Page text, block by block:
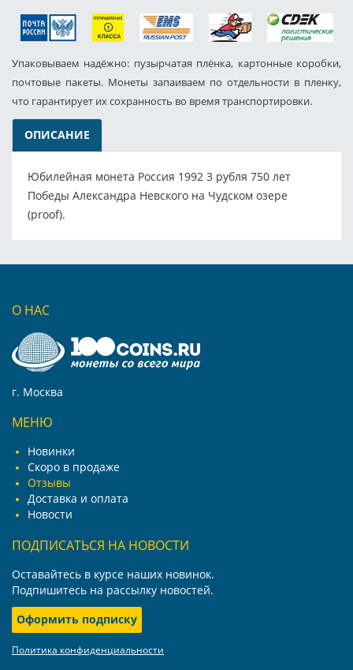
Упаковываем надёжно: пузырчатая плёнка, картонные коробки,
почтовые пакеты. Монеты запаиваем по отдельности в пленку,
что гарантирует их сохранность во время транспортировки.
ОПИСАНИЕ
Юбилейная монета Россия 1992 3 рубля 750 лет
Победы Александра Невского на Чудском озере
(proof).
О НАС
г. Москва
МЕНЮ
Новинки
Скоро в продаже
Отзывы
Доставка и оплата
Новости
ПОДПИСАТЬСЯ НА НОВОСТИ
Оставайтесь в курсе наших новинок.
Подпишитесь на рассылку новостей.
Оформить подписку
Политика конфиденциальности